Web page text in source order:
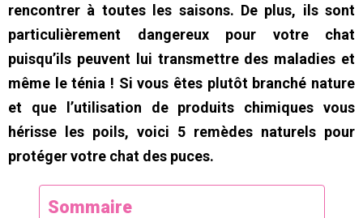
rencontrer à toutes les saisons. De plus, ils sont
particulièrement dangereux pour votre chat
puisqu’ils peuvent lui transmettre des maladies et
même le ténia ! Si vous êtes plutôt branché nature
et que l’utilisation de produits chimiques vous
hérisse les poils, voici 5 remèdes naturels pour
protéger votre chat des puces.
Sommaire